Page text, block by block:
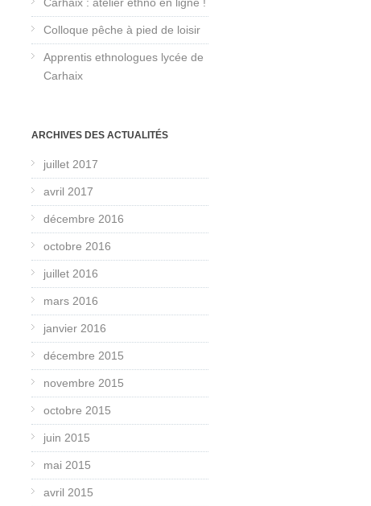
Colloque pêche à pied de loisir
Apprentis ethnologues lycée de
Carhaix
ARCHIVES DES ACTUALITÉS
juillet 2017
avril 2017
décembre 2016
octobre 2016
juillet 2016
mars 2016
janvier 2016
décembre 2015
novembre 2015
octobre 2015
juin 2015
mai 2015
avril 2015